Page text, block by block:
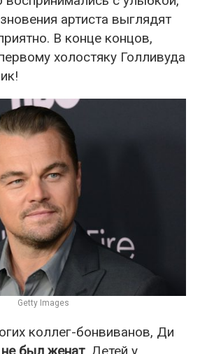
артиста выглядят
В конце концов,
холостяку Голливуда
Getty Images
коллег-бонвиванов, Ди
не был женат. Детей у